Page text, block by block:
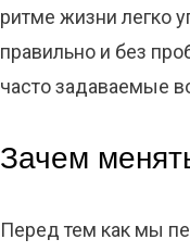
ритме жизни легко
правильно и без
часто задаваемые
Зачем
Перед тем как мы